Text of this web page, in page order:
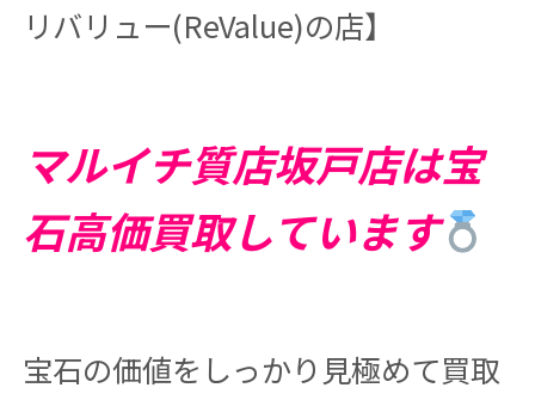
リバリュー(ReValue)の店】
マルイチ質店坂戸店は宝
石高価買取しています
宝石の価値をしっかり見極めて買取